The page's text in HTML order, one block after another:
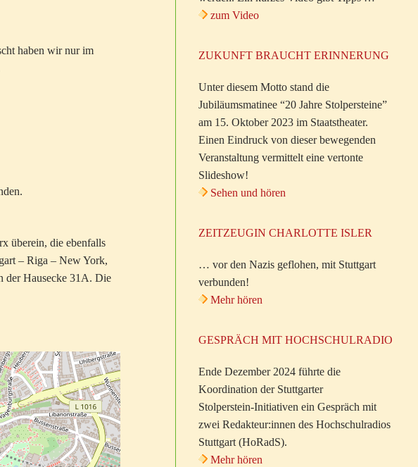
haben wir nur im
überein, die ebenfalls
– Riga – New York,
der Hausecke 31A. Die
zum Video
ZUKUNFT BRAUCHT ERINNERUNG
Unter diesem Motto stand die
Jubiläumsmatinee “20 Jahre Stolpersteine”
am 15. Oktober 2023 im Staatstheater.
Einen Eindruck von dieser bewegenden
Veranstaltung vermittelt eine vertonte
Slideshow!
Sehen und hören
ZEITZEUGIN CHARLOTTE ISLER
… vor den Nazis geflohen, mit Stuttgart
verbunden!
Mehr hören
GESPRÄCH MIT HOCHSCHULRADIO
Ende Dezember 2024 führte die
Koordination der Stuttgarter
Stolperstein-Initiativen ein Gespräch mit
zwei Redakteur:innen des Hochschulradios
Stuttgart (HoRadS).
Mehr hören